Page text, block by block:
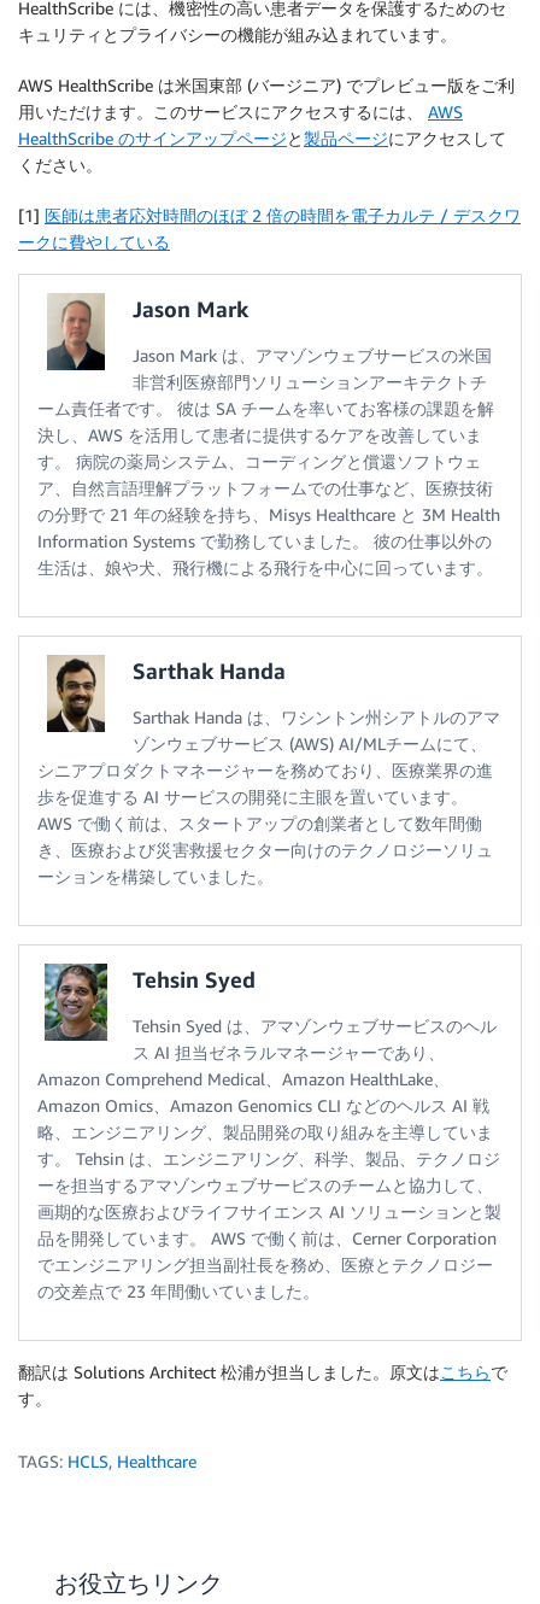
HealthScribe には、機密性の高い患者データを保護するためのセ
キュリティとプライバシーの機能が組み込まれています。
AWS HealthScribe は米国東部 (バージニア) でプレビュー版をご利
用いただけます。このサービスにアクセスするには、 AWS
HealthScribe のサインアップページと製品ページにアクセスして
ください。
[1] 医師は患者応対時間のほぼ 2 倍の時間を電子カルテ / デスクワ
ークに費やしている
Jason Mark
Jason Mark は、アマゾンウェブサービスの米国
非営利医療部門ソリューションアーキテクトチ
ーム責任者です。 彼は SA チームを率いてお客様の課題を解
決し、AWS を活用して患者に提供するケアを改善していま
す。 病院の薬局システム、コーディングと償還ソフトウェ
ア、自然言語理解プラットフォームでの仕事など、医療技術
の分野で 21 年の経験を持ち、Misys Healthcare と 3M Health
Information Systems で勤務していました。 彼の仕事以外の
生活は、娘や犬、飛行機による飛行を中心に回っています。
Sarthak Handa
Sarthak Handa は、ワシントン州シアトルのアマ
ゾンウェブサービス (AWS) AI/MLチームにて、
シニアプロダクトマネージャーを務めており、医療業界の進
歩を促進する AI サービスの開発に主眼を置いています。
AWS で働く前は、スタートアップの創業者として数年間働
き、医療および災害救援セクター向けのテクノロジーソリュ
ーションを構築していました。
Tehsin Syed
Tehsin Syed は、アマゾンウェブサービスのヘル
ス AI 担当ゼネラルマネージャーであり、
Amazon Comprehend Medical、Amazon HealthLake、
Amazon Omics、Amazon Genomics CLI などのヘルス AI 戦
略、エンジニアリング、製品開発の取り組みを主導していま
す。 Tehsin は、エンジニアリング、科学、製品、テクノロジ
ーを担当するアマゾンウェブサービスのチームと協力して、
画期的な医療およびライフサイエンス AI ソリューションと製
品を開発しています。 AWS で働く前は、Cerner Corporation
でエンジニアリング担当副社長を務め、医療とテクノロジー
の交差点で 23 年間働いていました。
翻訳は Solutions Architect 松浦が担当しました。原文はこちらで
す。
TAGS: HCLS, Healthcare
お役立ちリンク